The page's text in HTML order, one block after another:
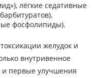
лёгкие седативные
фосфолипиды).
желудок и
внутривенное
и первые улучшения